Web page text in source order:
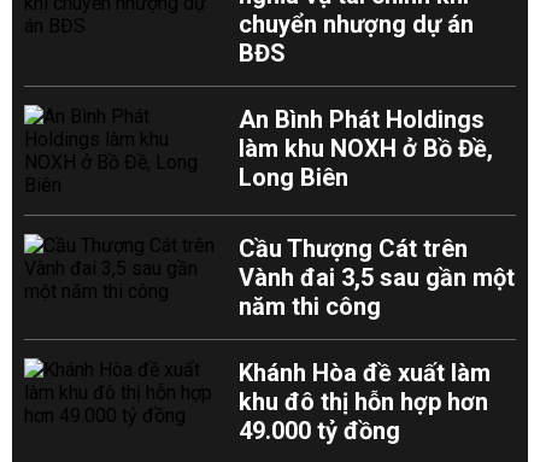
chuyển nhượng dự án
BĐS
An Bình Phát Holdings
làm khu NOXH ở Bồ Đề,
Long Biên
Cầu Thượng Cát trên
Vành đai 3,5 sau gần một
năm thi công
Khánh Hòa đề xuất làm
khu đô thị hỗn hợp hơn
49.000 tỷ đồng